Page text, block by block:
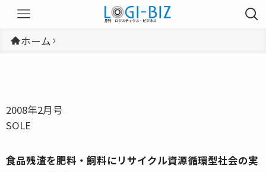
ホーム
2008年2月号
SOLE
食品残渣を肥料・飼料にリサイクル資源循環型社会の実